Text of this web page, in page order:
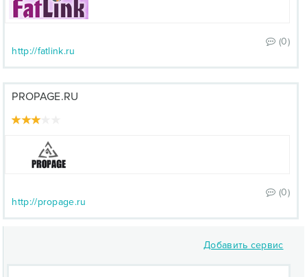
(0)
http://fatlink.ru
PROPAGE.RU
(0)
http://propage.ru
Добавить сервис